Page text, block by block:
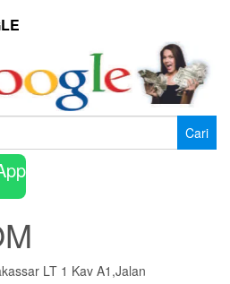
LT 1 Kav A1,Jalan